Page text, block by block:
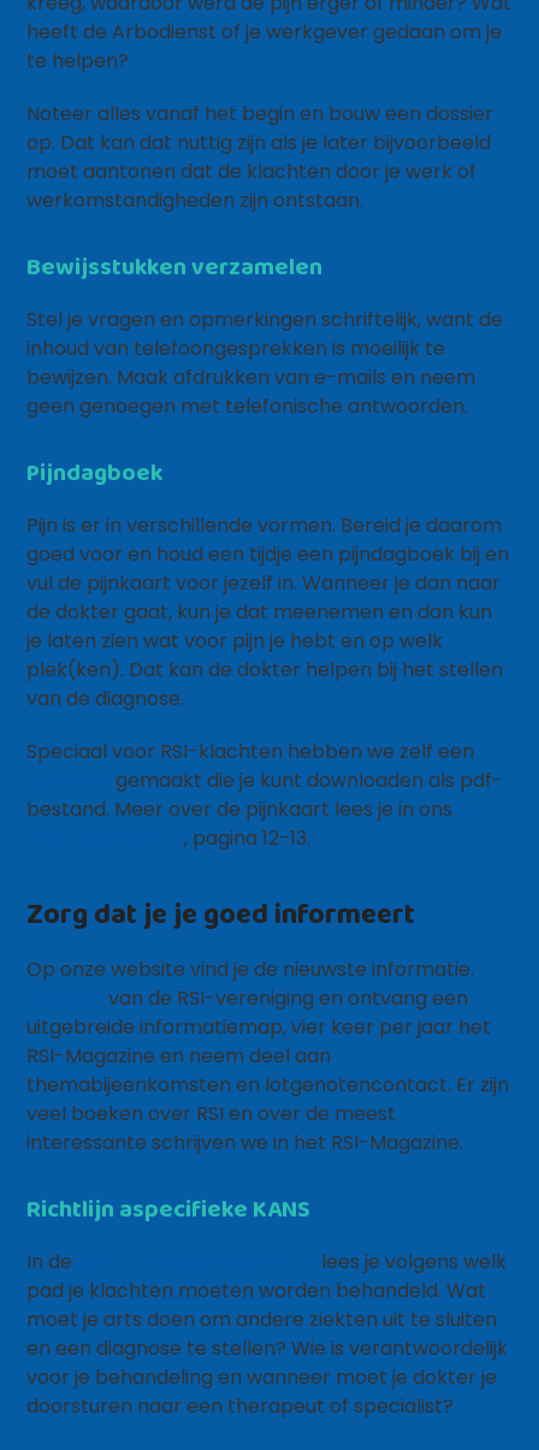
heeft de Arbodienst of je werkgever gedaan om je
te helpen?
Noteer alles vanaf het begin en bouw een dossier
op. Dat kan dat nuttig zijn als je later bijvoorbeeld
moet aantonen dat de klachten door je werk of
werkomstandigheden zijn ontstaan.
Bewijsstukken verzamelen
Stel je vragen en opmerkingen schriftelijk, want de
inhoud van telefoongesprekken is moeilijk te
bewijzen. Maak afdrukken van e-mails en neem
geen genoegen met telefonische antwoorden.
Pijndagboek
Pijn is er in verschillende vormen. Bereid je daarom
goed voor en houd een tijdje een pijndagboek bij en
vul de pijnkaart voor jezelf in. Wanneer je dan naar
de dokter gaat, kun je dat meenemen en dan kun
je laten zien wat voor pijn je hebt en op welk
plek(ken). Dat kan de dokter helpen bij het stellen
van de diagnose.
Speciaal voor RSI-klachten hebben we zelf een
gemaakt die je kunt downloaden als pdf-
bestand. Meer over de pijnkaart lees je in ons
Magazine 2017-3, pagina 12-13.
Zorg dat je je goed informeert
Op onze website vind je de nieuwste informatie.
van de RSI-vereniging en ontvang een
uitgebreide informatiemap, vier keer per jaar het
RSI-Magazine en neem deel aan
themabijeenkomsten en lotgenotencontact. Er zijn
veel boeken over RSI en over de meest
interessante schrijven we in het RSI-Magazine.
Richtlijn aspecifieke KANS
In de
lees je volgens welk
pad je klachten moeten worden behandeld. Wat
moet je arts doen om andere ziekten uit te sluiten
en een diagnose te stellen? Wie is verantwoordelijk
voor je behandeling en wanneer moet je dokter je
doorsturen naar een therapeut of specialist?